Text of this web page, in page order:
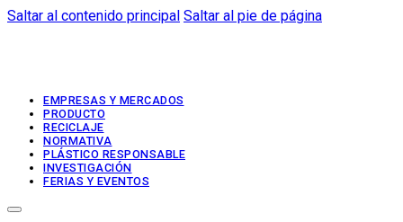
Saltar al contenido principal Saltar al pie de página
EMPRESAS Y MERCADOS
PRODUCTO
RECICLAJE
NORMATIVA
PLÁSTICO RESPONSABLE
INVESTIGACIÓN
FERIAS Y EVENTOS